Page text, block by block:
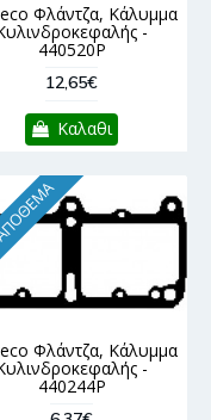
Φλάντζα, Κάλυμμα
-
440520P
12,65€
Καλαθι
Φλάντζα, Κάλυμμα
-
440244P